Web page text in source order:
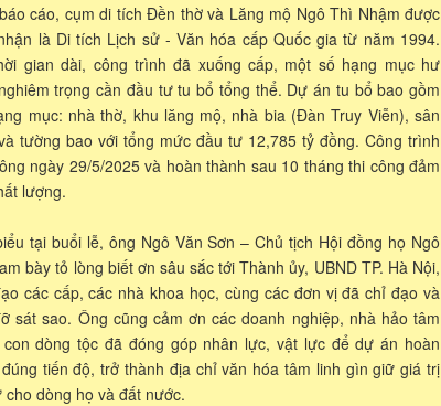
cáo, cụm di tích Đền thờ và Lăng mộ Ngô Thì Nhậm được
là Di tích Lịch sử - Văn hóa cấp Quốc gia từ năm 1994.
gian dài, công trình đã xuống cấp, một số hạng mục hư
trọng cần đầu tư tu bổ tổng thể. Dự án tu bổ bao gồm
mục: nhà thờ, khu lăng mộ, nhà bia (Đàn Truy Viễn), sân
tường bao với tổng mức đầu tư 12,785 tỷ đồng. Công trình
ngày 29/5/2025 và hoàn thành sau 10 tháng thi công đảm
lượng.
tại buổi lễ, ông Ngô Văn Sơn – Chủ tịch Hội đồng họ Ngô
bày tỏ lòng biết ơn sâu sắc tới Thành ủy, UBND TP. Hà Nội,
các cấp, các nhà khoa học, cùng các đơn vị đã chỉ đạo và
sát sao. Ông cũng cảm ơn các doanh nghiệp, nhà hảo tâm
dòng tộc đã đóng góp nhân lực, vật lực để dự án hoàn
tiến độ, trở thành địa chỉ văn hóa tâm linh gìn giữ giá trị
cho dòng họ và đất nước.